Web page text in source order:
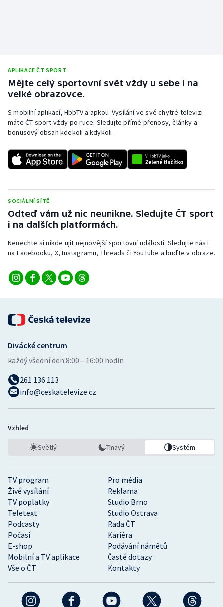
Rychlobruslení
Rychlostní kanoistika
Short track
Stolní tenis
Triatlon
Veslování
Vodní slalom
Ostatní
APLIKACE ČT SPORT
Mějte celý sportovní svět vždy u sebe i na
velké obrazovce.
S mobilní aplikací, HbbTV a apkou iVysílání ve své chytré televizi
máte ČT sport vždy po ruce. Sledujte přímé přenosy, články a
bonusový obsah kdekoli a kdykoli.
SOCIÁLNÍ SÍTĚ
Odteď vám už nic neunikne. Sledujte ČT sport
i na dalších platformách.
Nenechte si nikde ujít nejnovější sportovní události. Sledujte nás i
na Facebooku, X, Instagramu, Threads či YouTube a buďte v obraze.
TV program
Pro média
Živé vysílání
Reklama
TV poplatky
Studio Brno
Teletext
Studio Ostrava
Podcasty
Rada ČT
Počasí
Kariéra
E-shop
Podávání námětů
Mobilní a TV aplikace
Časté dotazy
Vše o ČT
Kontakty
Divácké centrum
každý všední den:8:00—16:00 hodin
261 136 113
info@ceskatelevize.cz
Vzhled
Světlý Tmavý Systém